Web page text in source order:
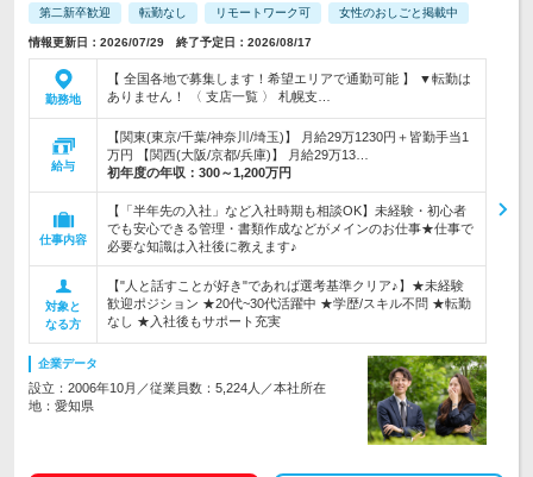
第二新卒歓迎 転勤なし リモートワーク可 女性のおしごと掲載中
情報更新日：2026/07/29 終了予定日：2026/08/17
勤務地
【 全国各地で募集します！希望エリアで通勤可能 】 ▼転勤は
ありません！ 〈 支店一覧 〉 札幌支…
給与
【関東(東京/千葉/神奈川/埼玉)】 月給29万1230円＋皆勤手当1
万円 【関西(大阪/京都/兵庫)】 月給29万13…
初年度の年収： 300～1,200万円
仕事内容
【「半年先の入社」など入社時期も相談OK】未経験・初心者
でも安心できる管理・書類作成などがメインのお仕事★仕事で
必要な知識は入社後に教えます♪
対象と
なる方
【"人と話すことが好き"であれば選考基準クリア♪】★未経験
歓迎ポジション ★20代~30代活躍中 ★学歴/スキル不問 ★転勤
なし ★入社後もサポート充実
企業データ
設立：2006年10月／従業員数：5,224人／本社所在
地：愛知県